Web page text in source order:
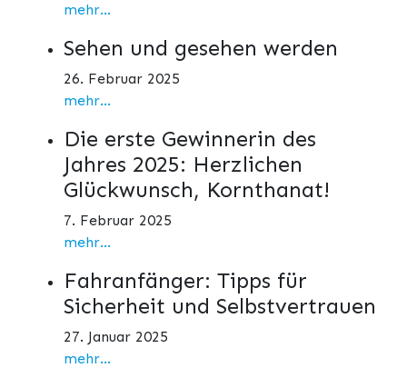
mehr...
Sehen und gesehen werden
26. Februar 2025
mehr...
Die erste Gewinnerin des
Jahres 2025: Herzlichen
Glückwunsch, Kornthanat!
7. Februar 2025
mehr...
Fahranfänger: Tipps für
Sicherheit und Selbstvertrauen
27. Januar 2025
mehr...